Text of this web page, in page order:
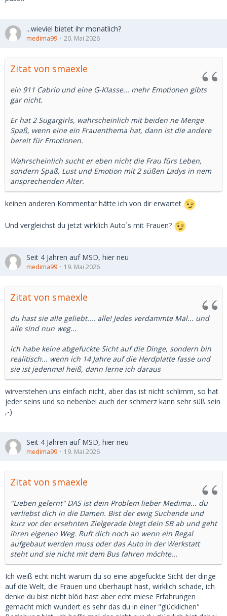
...wieviel bietet ihr monatlich?
medima99 20. Mai 2026
Zitat von smaexle
ein 911 Cabrio und eine G-Klasse... mehr Emotionen gibts
gar nicht.
Er hat 2 Sugargirls, wahrscheinlich mit beiden ne Menge
Spaß, wenn eine ein Frauenthema hat, dann ist die andere
bereit für Emotionen.
Wahrscheinlich sucht er eben nicht die Frau fürs Leben,
sondern Spaß, Lust und Emotion mit 2 süßen Ladys in nem
ansprechenden Alter.
keinen anderen Kommentar hätte ich von dir erwartet
Und vergleichst du jetzt wirklich Auto´s mit Frauen?
Seit 4 Jahren auf MSD, hier neu
medima99 19. Mai 2026
Zitat von smaexle
du hast sie alle geliebt.... alle! Jedes verdammte Mal... und
alle sind nun weg...
ich habe keine abgefuckte Sicht auf die Dinge, sondern bin
realitisch... wenn ich 14 Jahre auf die Herdplatte fasse und
sie ist jedenmal heiß, dann lerne ich daraus
wirverstehen uns einfach nicht, aber das ist nicht schlimm, so hat
jeder seins und so nebenbei auch der schmerz kann sehr süß sein
,-)
Seit 4 Jahren auf MSD, hier neu
medima99 19. Mai 2026
Zitat von smaexle
"Lieben gelernt" DAS ist dein Problem lieber Medima... du
verliebst dich in die Damen. Bist der ewig Suchende und
kurz vor der ersehnten Zielgerade biegt dein SB ab und geht
ihren eigenen Weg. Ruft dich noch an wenn ein Regal
aufgebaut werden muss oder das Auto in der Werkstatt
steht und sie nicht mit dem Bus fahren möchte...
Ich weiß echt nicht warum du so eine abgefuckte Sicht der dinge
auf die Welt, die Frauen und überhaupt hast, wirklich schade, ich
denke du bist nicht blöd hast aber echt miese Erfahrungen
gemacht mich wundert es sehr das du in einer "glücklichen"